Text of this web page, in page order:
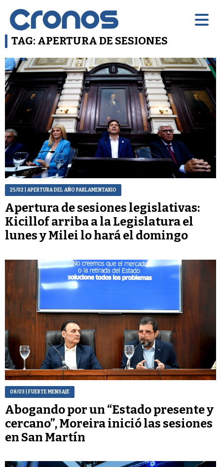
TAG: APERTURA DE SESIONES
25/02 | APERTURA DEL AÑO PARLAMENTARIO
Apertura de sesiones legislativas:
Kicillof arriba a la Legislatura el
lunes y Milei lo hará el domingo
08/03 | FUERTE MENSAJE
Abogando por un “Estado presente y
cercano”, Moreira inició las sesiones
en San Martín